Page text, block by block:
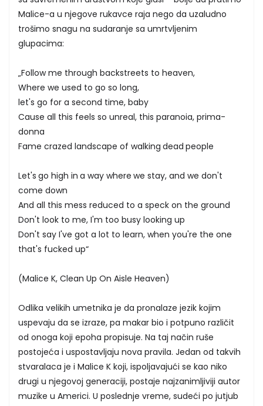
Malice-a u njegove rukavce raja nego da uzaludno
trošimo snagu na sudaranje sa umrtvljenim
glupacima:
„Follow me through backstreets to heaven,
Where we used to go so long,
let's go for a second time, baby
Cause all this feels so unreal, this paranoia, prima-
donna
Fame crazed landscape of walking dead people
Let's go high in a way where we stay, and we don't
come down
And all this mess reduced to a speck on the ground
Don't look to me, I'm too busy looking up
Don't say I've got a lot to learn, when you're the one
that's fucked up“
(Malice K, Clean Up On Aisle Heaven)
Odlika velikih umetnika je da pronalaze jezik kojim
uspevaju da se izraze, pa makar bio i potpuno različit
od onoga koji epoha propisuje. Na taj način ruše
postojeća i uspostavljaju nova pravila. Jedan od takvih
stvaralaca je i Malice K koji, ispoljavajući se kao niko
drugi u njegovoj generaciji, postaje najzanimljiviji autor
muzike u Americi. U poslednje vreme, sudeći po jutjub